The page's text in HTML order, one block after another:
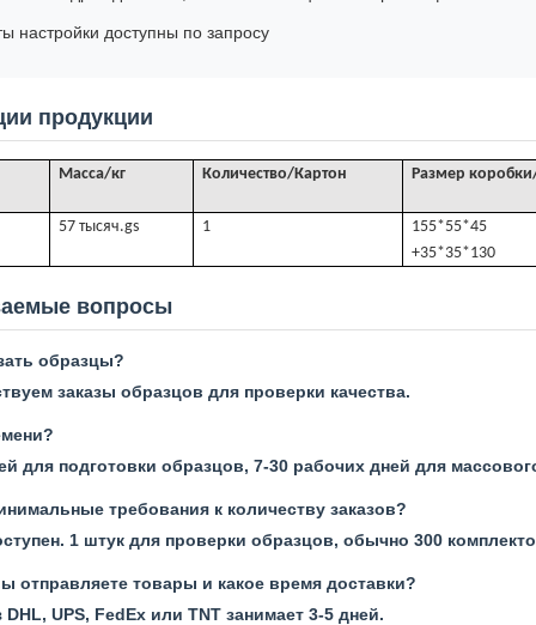
настройки доступны по запросу
продукции
Масса/кг Количество/Картон Размер
57 тысяч.gs 1
155*55*45
+35*35*130
вопросы
образцы?
заказы образцов для проверки качества.
для подготовки образцов, 7-30 рабочих дней для
требования к количеству заказов?
1 штук для проверки образцов, обычно 300
отправляете товары и какое время доставки?
DHL, UPS, FedEx или TNT занимает 3-5 дней.